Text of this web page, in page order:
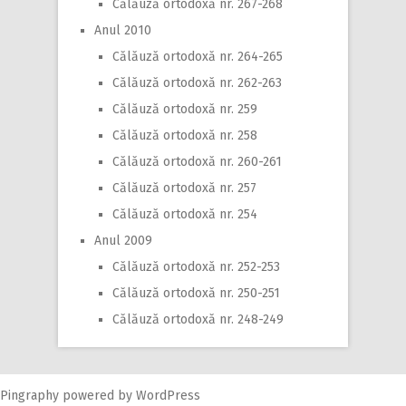
Călăuză ortodoxă nr. 267-268
Anul 2010
Călăuză ortodoxă nr. 264-265
Călăuză ortodoxă nr. 262-263
Călăuză ortodoxă nr. 259
Călăuză ortodoxă nr. 258
Călăuză ortodoxă nr. 260-261
Călăuză ortodoxă nr. 257
Călăuză ortodoxă nr. 254
Anul 2009
Călăuză ortodoxă nr. 252-253
Călăuză ortodoxă nr. 250-251
Călăuză ortodoxă nr. 248-249
Pingraphy powered by WordPress